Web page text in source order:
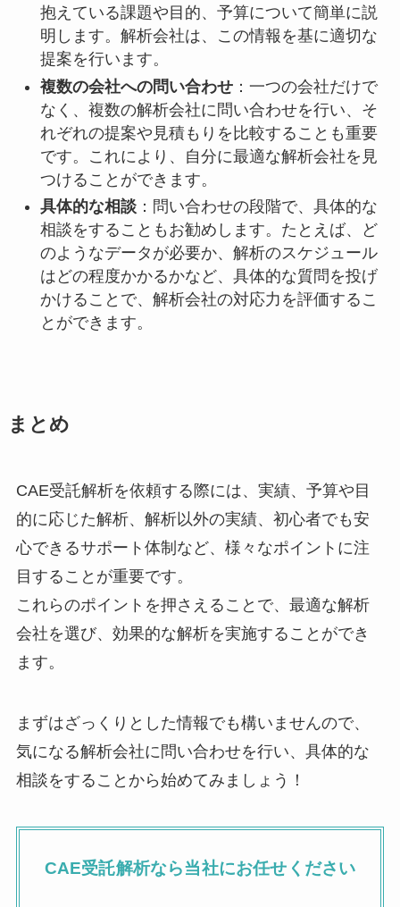
抱えている課題や目的、予算について簡単に説
明します。解析会社は、この情報を基に適切な
提案を行います。
複数の会社への問い合わせ：一つの会社だけで
なく、複数の解析会社に問い合わせを行い、そ
れぞれの提案や見積もりを比較することも重要
です。これにより、自分に最適な解析会社を見
つけることができます。
具体的な相談：問い合わせの段階で、具体的な
相談をすることもお勧めします。たとえば、ど
のようなデータが必要か、解析のスケジュール
はどの程度かかるかなど、具体的な質問を投げ
かけることで、解析会社の対応力を評価するこ
とができます。
まとめ
CAE受託解析を依頼する際には、実績、予算や目
的に応じた解析、解析以外の実績、初心者でも安
心できるサポート体制など、様々なポイントに注
目することが重要です。
これらのポイントを押さえることで、最適な解析
会社を選び、効果的な解析を実施することができ
ます。
まずはざっくりとした情報でも構いませんので、
気になる解析会社に問い合わせを行い、具体的な
相談をすることから始めてみましょう！
CAE受託解析なら当社にお任せください